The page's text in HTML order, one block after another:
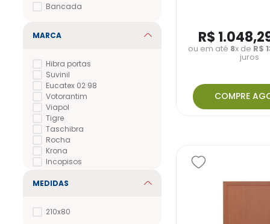
Bancada
MARCA
Hibra portas
Suvinil
Eucatex 02 98
Votorantim
Viapol
Tigre
Taschibra
Rocha
Krona
Incopisos
MEDIDAS
210x80
R$ 1.048,
ou em até 8x de R$
juros
COMPRE